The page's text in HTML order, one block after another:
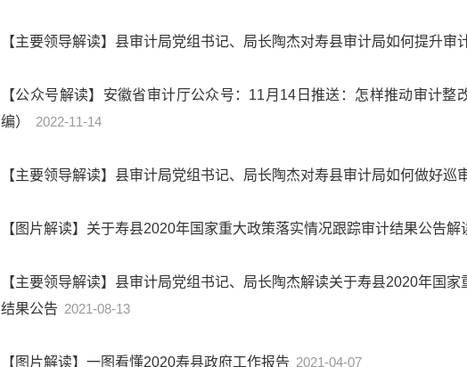
【主要领导解读】县审计局党组书记、局长陶杰对寿县审计局如何提升审
【公众号解读】安徽省审计厅公众号：11月14日推送：怎样推动审计整
编）
2022-11-14
【主要领导解读】县审计局党组书记、局长陶杰对寿县审计局如何做好巡
【图片解读】关于寿县2020年国家重大政策落实情况跟踪审计结果公告解
【主要领导解读】县审计局党组书记、局长陶杰解读关于寿县2020年国
结果公告 2021-08-13
【图片解读】一图看懂2020寿县政府工作报告 2021-04-07